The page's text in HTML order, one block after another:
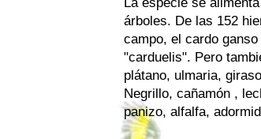
árboles. De las 152
campo, el cardo
"carduelis". Pero
plátano, ulmaria,
Negrillo, cañamón ,
panizo, alfalfa,